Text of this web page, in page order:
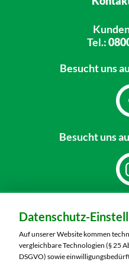
Tel.:
Besucht uns
Besucht uns
Richard-
Datenschutz-
Auf unserer Website kommen
vergleichbare Technologien (§ 25
DSGVO) sowie